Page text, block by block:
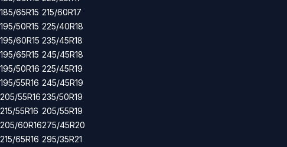
185/65R15
195/50R15
195/60R15
195/65R15
195/50R16
195/55R16
205/55R16
215/55R16
205/60R16
215/65R16
215/60R17
225/40R18
235/45R18
245/45R18
225/45R19
245/45R19
235/50R19
205/55R19
275/45R20
295/35R21